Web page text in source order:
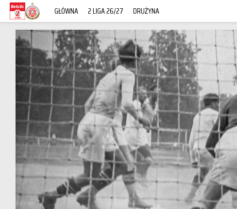
GŁÓWNA 2 LIGA 26/27 DRUŻYNA